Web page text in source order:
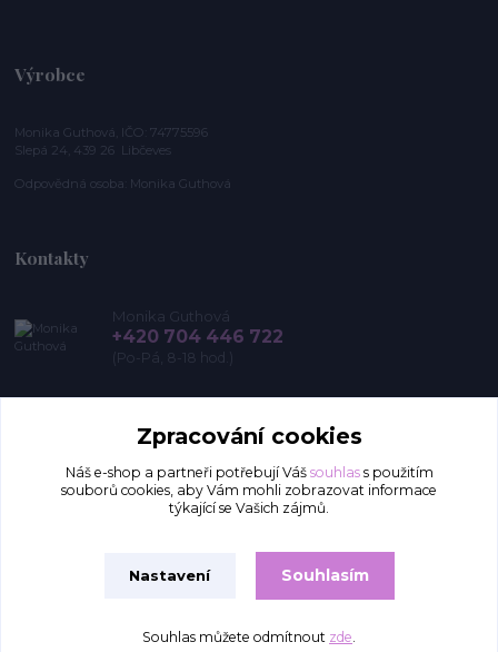
Výrobce
Monika Guthová, IČO: 74775596
Slepá 24, 439 26 Libčeves
Odpovědná osoba: Monika Guthová
Kontakty
Monika Guthová
+420 704 446 722
(Po-Pá, 8-18 hod.)
Upravit sběr cookies.
Vytvořeno na Eshop-rychle.cz
Zpracování cookies
Náš e-shop a partneři potřebují Váš souhlass použitím
souborů cookies, aby Vám mohli zobrazovat informace
týkající se Vašich zájmů.
Nastavení Souhlasím
Souhlas můžete odmítnout zde